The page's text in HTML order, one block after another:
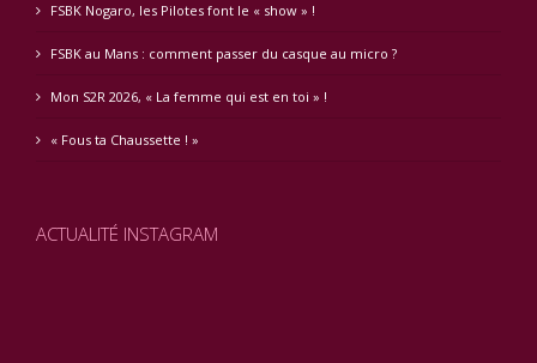
FSBK Nogaro, les Pilotes font le « show » !
FSBK au Mans : comment passer du casque au micro ?
Mon S2R 2026, « La femme qui est en toi » !
« Fous ta Chaussette ! »
ACTUALITÉ INSTAGRAM